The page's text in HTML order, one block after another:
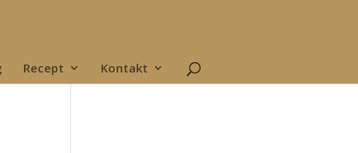
Recept Kontakt